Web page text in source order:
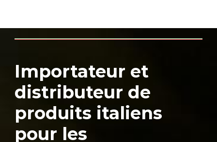
Importateur et
distributeur de
produits italiens
pour les